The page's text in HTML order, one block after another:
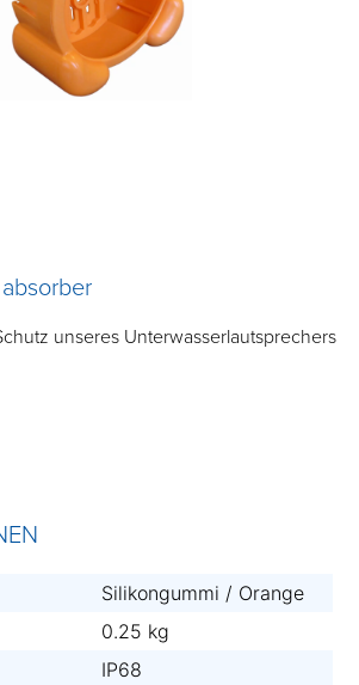
unseres Unterwasserlautsprechers
Silikongummi / Orange
0.25 kg
IP68